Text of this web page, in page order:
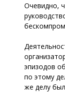
Очевидно,
эпизодов
по этому
же делу